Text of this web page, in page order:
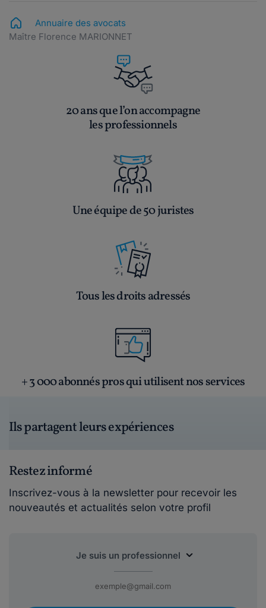
Annuaire des avocats
Maître Florence MARIONNET
20 ans que l’on accompagne
les professionnels
Une équipe de 50 juristes
Tous les droits adressés
+ 3 000 abonnés pros qui utilisent nos services
Ils partagent leurs expériences
Restez informé
Inscrivez-vous à la newsletter pour recevoir les
nouveautés et actualités selon votre profil